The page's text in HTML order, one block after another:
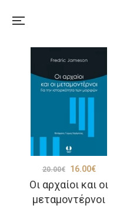
Οι αρχαίοι και οι
μεταμοντέρνοι
20.00€
Original
price
was:
16.00€Η
τρέχουσα
τιμή